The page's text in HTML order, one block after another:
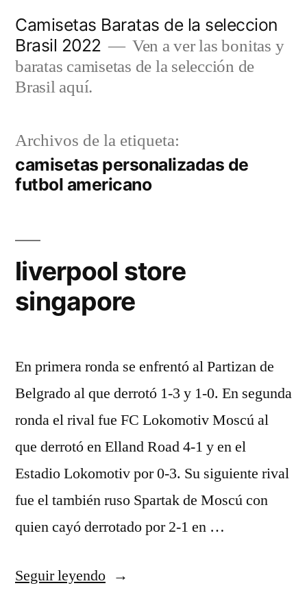
contenido
Camisetas Baratas de la seleccion
Brasil 2022
Ven a ver las bonitas y
baratas camisetas de la selección de
Brasil aquí.
Archivos de la etiqueta:
camisetas personalizadas de
futbol americano
liverpool store
singapore
En primera ronda se enfrentó al Partizan de
Belgrado al que derrotó 1-3 y 1-0. En segunda
ronda el rival fue FC Lokomotiv Moscú al
que derrotó en Elland Road 4-1 y en el
Estadio Lokomotiv por 0-3. Su siguiente rival
fue el también ruso Spartak de Moscú con
quien cayó derrotado por 2-1 en …
Seguir leyendo«liverpool